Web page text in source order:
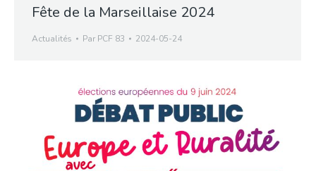
Fête de la Marseillaise 2024
Actualités Par PCF 83 2024-05-24